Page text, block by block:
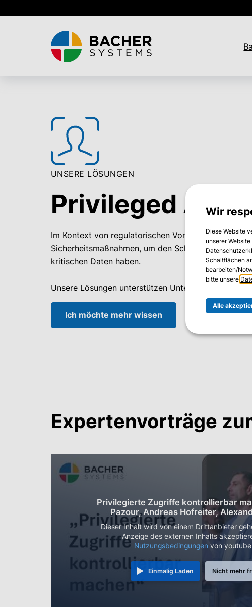
UNSERE LÖSUNGEN
Privileged
Im Kontext von regulatorischen Vorgaben ist ein
Sicherheitsmaßnahmen, um den Schutz sensibler
kritischen Daten haben.
Unsere Lösungen unterstützen Unternehmen
Ich möchte mehr wissen
Expertenvorträge
Privilegierte Zugriffe kontrollierbar
Pazour, Andreas Hofreiter,
Dieser Inhalt wird von einem Drittanbieter
Anzeige des externen Inhalts
Nutzungsbedingungen von
Einmalig Laden Nicht mehr
Wir
Diese Website
unserer
Schaltflächen
bearbeiten/
bitte unsere
Alle